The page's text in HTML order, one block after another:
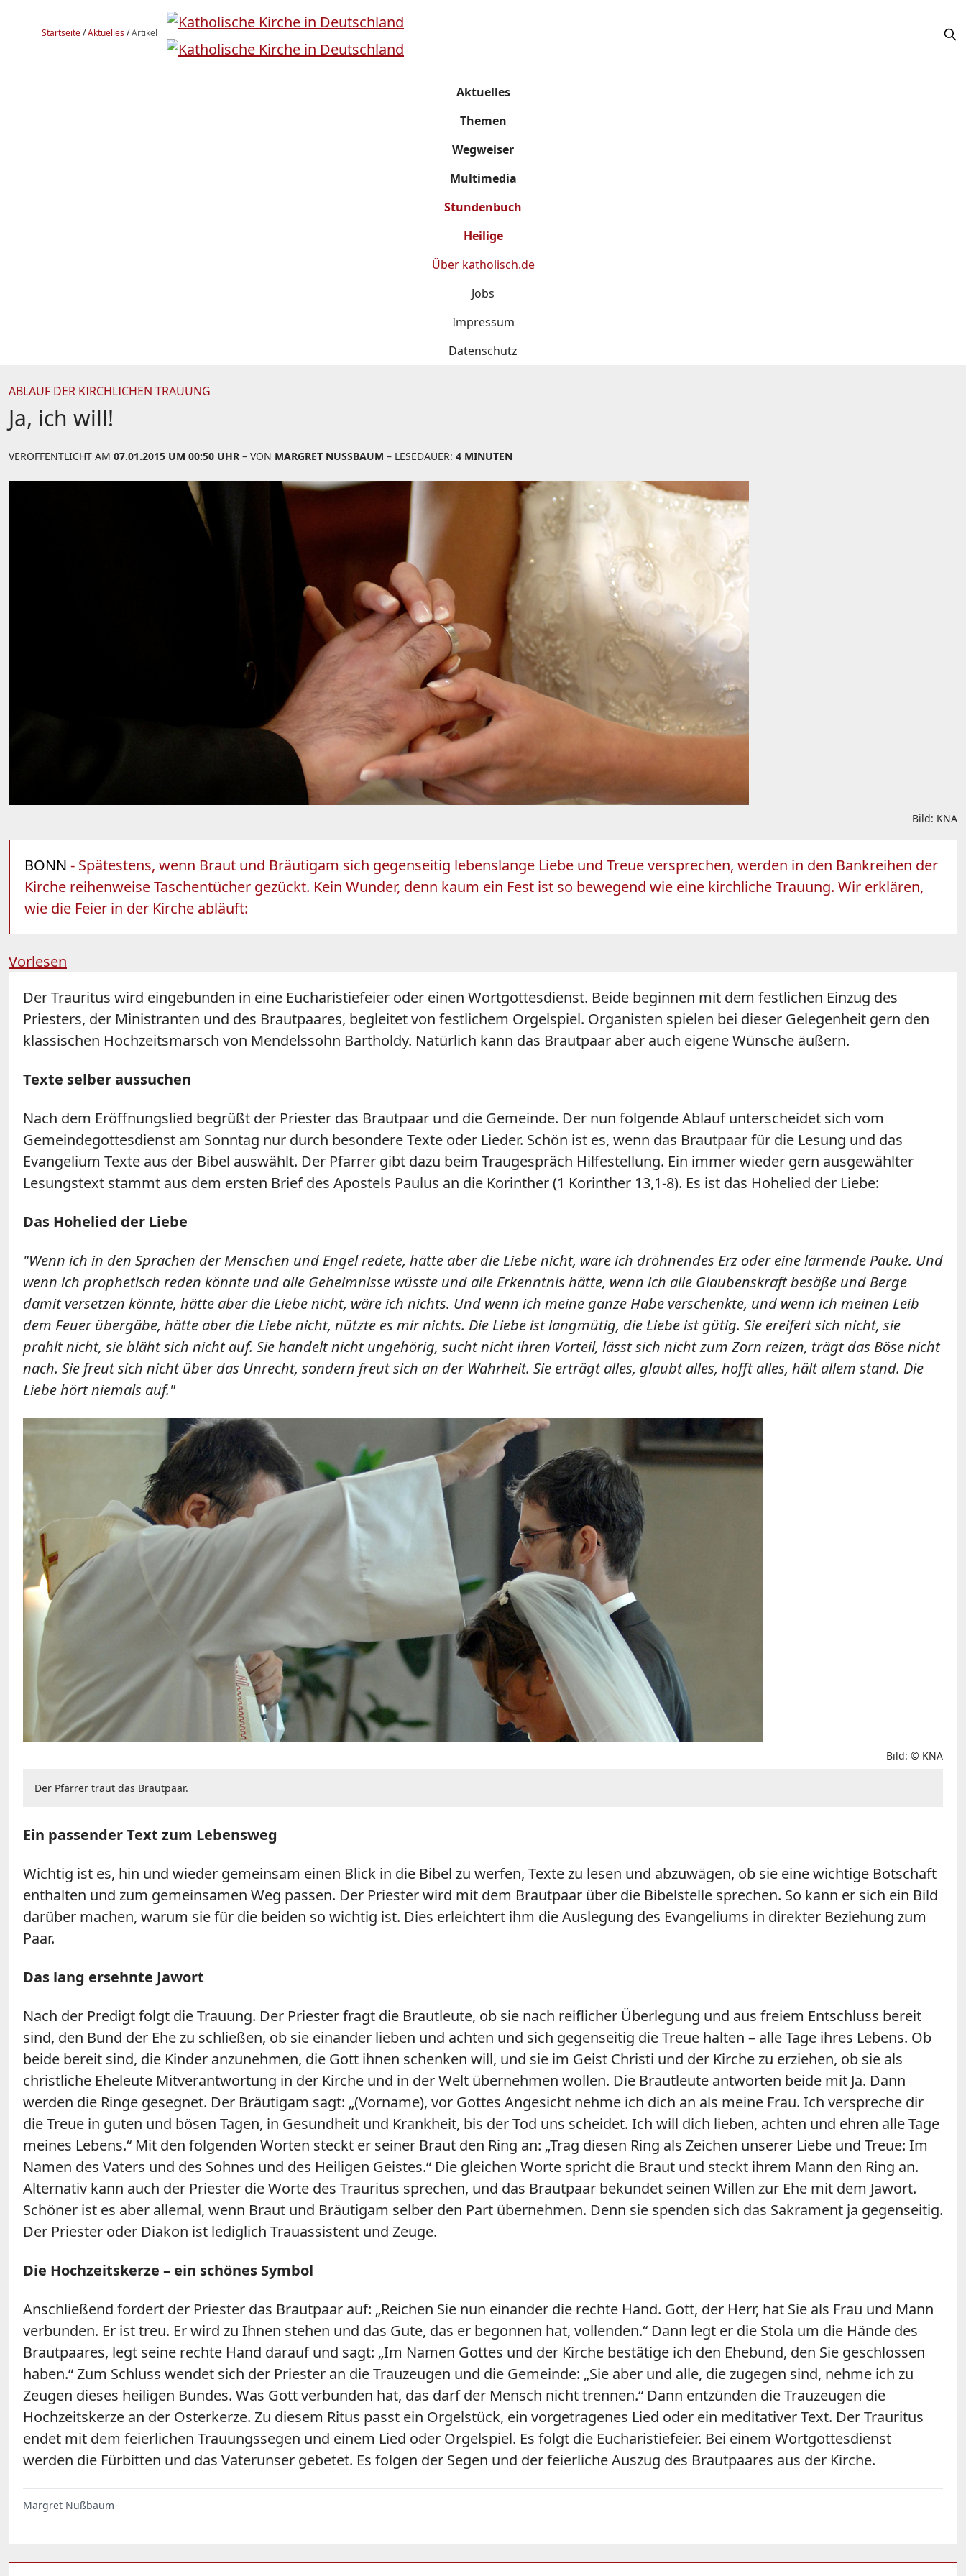
Startseite/Aktuelles/Artikel
Aktuelles
Themen
Wegweiser
Multimedia
Stundenbuch
Heilige
Über katholisch.de
Jobs
Impressum
Datenschutz
ABLAUF DER KIRCHLICHEN TRAUUNG
Ja, ich will!
VERÖFFENTLICHT AM 07.01.2015 UM 00:50 UHR – VON MARGRET NUSSBAUM – LESEDAUER: 4 MINUTEN
Bild: KNA
BONN - Spätestens, wenn Braut und Bräutigam sich gegenseitig lebenslange Liebe und Treue versprechen, werden in den Bankreihen der
Kirche reihenweise Taschentücher gezückt. Kein Wunder, denn kaum ein Fest ist so bewegend wie eine kirchliche Trauung. Wir erklären,
wie die Feier in der Kirche abläuft:
Vorlesen
Der Trauritus wird eingebunden in eine Eucharistiefeier oder einen Wortgottesdienst. Beide beginnen mit dem festlichen Einzug des
Priesters, der Ministranten und des Brautpaares, begleitet von festlichem Orgelspiel. Organisten spielen bei dieser Gelegenheit gern den
klassischen Hochzeitsmarsch von Mendelssohn Bartholdy. Natürlich kann das Brautpaar aber auch eigene Wünsche äußern.
Texte selber aussuchen
Nach dem Eröffnungslied begrüßt der Priester das Brautpaar und die Gemeinde. Der nun folgende Ablauf unterscheidet sich vom
Gemeindegottesdienst am Sonntag nur durch besondere Texte oder Lieder. Schön ist es, wenn das Brautpaar für die Lesung und das
Evangelium Texte aus der Bibel auswählt. Der Pfarrer gibt dazu beim Traugespräch Hilfestellung. Ein immer wieder gern ausgewählter
Lesungstext stammt aus dem ersten Brief des Apostels Paulus an die Korinther (1 Korinther 13,1-8). Es ist das Hohelied der Liebe:
Das Hohelied der Liebe
"Wenn ich in den Sprachen der Menschen und Engel redete, hätte aber die Liebe nicht, wäre ich dröhnendes Erz oder eine lärmende Pauke. Und
wenn ich prophetisch reden könnte und alle Geheimnisse wüsste und alle Erkenntnis hätte, wenn ich alle Glaubenskraft besäße und Berge
damit versetzen könnte, hätte aber die Liebe nicht, wäre ich nichts. Und wenn ich meine ganze Habe verschenkte, und wenn ich meinen Leib
dem Feuer übergäbe, hätte aber die Liebe nicht, nützte es mir nichts. Die Liebe ist langmütig, die Liebe ist gütig. Sie ereifert sich nicht, sie
prahlt nicht, sie bläht sich nicht auf. Sie handelt nicht ungehörig, sucht nicht ihren Vorteil, lässt sich nicht zum Zorn reizen, trägt das Böse nicht
nach. Sie freut sich nicht über das Unrecht, sondern freut sich an der Wahrheit. Sie erträgt alles, glaubt alles, hofft alles, hält allem stand. Die
Liebe hört niemals auf."
Bild: © KNA
Der Pfarrer traut das Brautpaar.
Ein passender Text zum Lebensweg
Wichtig ist es, hin und wieder gemeinsam einen Blick in die Bibel zu werfen, Texte zu lesen und abzuwägen, ob sie eine wichtige Botschaft
enthalten und zum gemeinsamen Weg passen. Der Priester wird mit dem Brautpaar über die Bibelstelle sprechen. So kann er sich ein Bild
darüber machen, warum sie für die beiden so wichtig ist. Dies erleichtert ihm die Auslegung des Evangeliums in direkter Beziehung zum
Paar.
Das lang ersehnte Jawort
Nach der Predigt folgt die Trauung. Der Priester fragt die Brautleute, ob sie nach reiflicher Überlegung und aus freiem Entschluss bereit
sind, den Bund der Ehe zu schließen, ob sie einander lieben und achten und sich gegenseitig die Treue halten – alle Tage ihres Lebens. Ob
beide bereit sind, die Kinder anzunehmen, die Gott ihnen schenken will, und sie im Geist Christi und der Kirche zu erziehen, ob sie als
christliche Eheleute Mitverantwortung in der Kirche und in der Welt übernehmen wollen. Die Brautleute antworten beide mit Ja. Dann
werden die Ringe gesegnet. Der Bräutigam sagt: „(Vorname), vor Gottes Angesicht nehme ich dich an als meine Frau. Ich verspreche dir
die Treue in guten und bösen Tagen, in Gesundheit und Krankheit, bis der Tod uns scheidet. Ich will dich lieben, achten und ehren alle Tage
meines Lebens.“ Mit den folgenden Worten steckt er seiner Braut den Ring an: „Trag diesen Ring als Zeichen unserer Liebe und Treue: Im
Namen des Vaters und des Sohnes und des Heiligen Geistes.“ Die gleichen Worte spricht die Braut und steckt ihrem Mann den Ring an.
Alternativ kann auch der Priester die Worte des Trauritus sprechen, und das Brautpaar bekundet seinen Willen zur Ehe mit dem Jawort.
Schöner ist es aber allemal, wenn Braut und Bräutigam selber den Part übernehmen. Denn sie spenden sich das Sakrament ja gegenseitig.
Der Priester oder Diakon ist lediglich Trauassistent und Zeuge.
Die Hochzeitskerze – ein schönes Symbol
Anschließend fordert der Priester das Brautpaar auf: „Reichen Sie nun einander die rechte Hand. Gott, der Herr, hat Sie als Frau und Mann
verbunden. Er ist treu. Er wird zu Ihnen stehen und das Gute, das er begonnen hat, vollenden.“ Dann legt er die Stola um die Hände des
Brautpaares, legt seine rechte Hand darauf und sagt: „Im Namen Gottes und der Kirche bestätige ich den Ehebund, den Sie geschlossen
haben.“ Zum Schluss wendet sich der Priester an die Trauzeugen und die Gemeinde: „Sie aber und alle, die zugegen sind, nehme ich zu
Zeugen dieses heiligen Bundes. Was Gott verbunden hat, das darf der Mensch nicht trennen.“ Dann entzünden die Trauzeugen die
Hochzeitskerze an der Osterkerze. Zu diesem Ritus passt ein Orgelstück, ein vorgetragenes Lied oder ein meditativer Text. Der Trauritus
endet mit dem feierlichen Trauungssegen und einem Lied oder Orgelspiel. Es folgt die Eucharistiefeier. Bei einem Wortgottesdienst
werden die Fürbitten und das Vaterunser gebetet. Es folgen der Segen und der feierliche Auszug des Brautpaares aus der Kirche.
Margret Nußbaum